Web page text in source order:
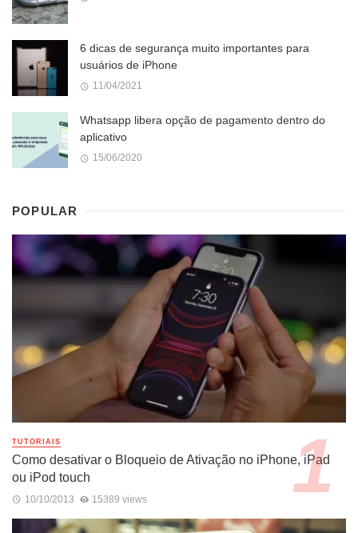
6 dicas de segurança muito importantes para
usuários de iPhone
11/04/2021
Whatsapp libera opção de pagamento dentro do
aplicativo
15/06/2020
POPULAR
TUTORIAIS
Como desativar o Bloqueio de Ativação no iPhone, iPad
ou iPod touch
10/10/2013 15389 views